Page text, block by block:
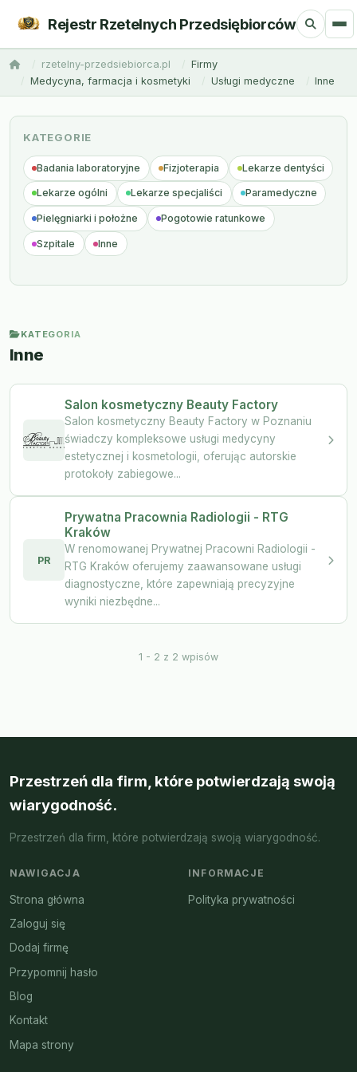
Rejestr Rzetelnych Przedsiębiorców
rzetelny-przedsiebiorca.pl
Firmy
Medycyna, farmacja i kosmetyki
Usługi medyczne Inne
KATEGORIE
Badania laboratoryjne Fizjoterapia Lekarze dentyści
Lekarze ogólni Lekarze specjaliści Paramedyczne
Pielęgniarki i położne Pogotowie ratunkowe
Szpitale Inne
KATEGORIA
Inne
Salon kosmetyczny Beauty Factory
Salon kosmetyczny Beauty Factory w Poznaniu
świadczy kompleksowe usługi medycyny
estetycznej i kosmetologii, oferując autorskie
protokoły zabiegowe...
PR
Prywatna Pracownia Radiologii - RTG
Kraków
W renomowanej Prywatnej Pracowni Radiologii -
RTG Kraków oferujemy zaawansowane usługi
diagnostyczne, które zapewniają precyzyjne
wyniki niezbędne...
1 - 2 z 2 wpisów
Przestrzeń dla firm, które potwierdzają swoją
wiarygodność.
Przestrzeń dla firm, które potwierdzają swoją wiarygodność.
NAWIGACJA
Strona główna
Zaloguj się
Dodaj firmę
Przypomnij hasło
Blog
Kontakt
Mapa strony
INFORMACJE
Polityka prywatności